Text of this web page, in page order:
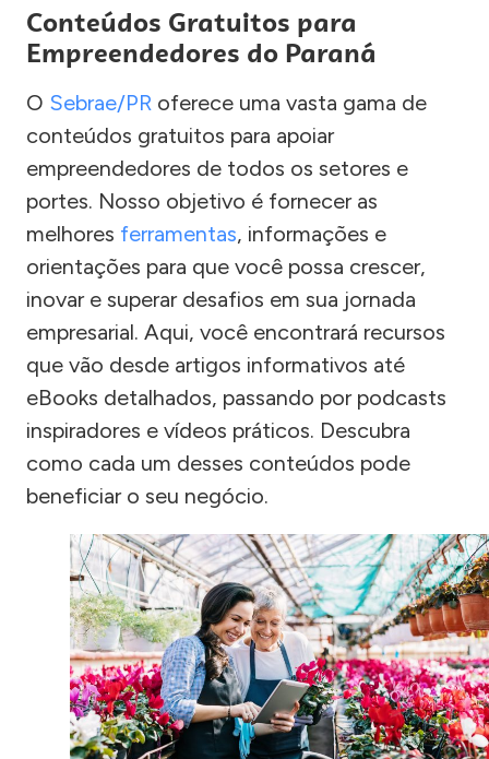
Conteúdos Gratuitos para
Empreendedores do Paraná
O Sebrae/PR oferece uma vasta gama de
conteúdos gratuitos para apoiar
empreendedores de todos os setores e
portes. Nosso objetivo é fornecer as
melhores ferramentas, informações e
orientações para que você possa crescer,
inovar e superar desafios em sua jornada
empresarial. Aqui, você encontrará recursos
que vão desde artigos informativos até
eBooks detalhados, passando por podcasts
inspiradores e vídeos práticos. Descubra
como cada um desses conteúdos pode
beneficiar o seu negócio.